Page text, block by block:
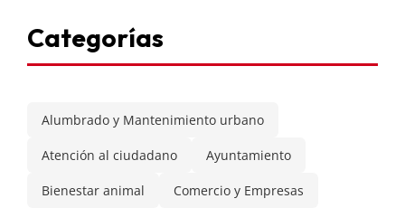
Categorías
Alumbrado y Mantenimiento urbano
Atención al ciudadano Ayuntamiento
Bienestar animal Comercio y Empresas